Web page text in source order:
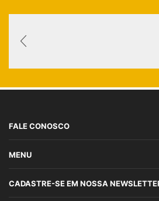
FALE CONOSCO
MENU
CADASTRE-SE EM NOSSA